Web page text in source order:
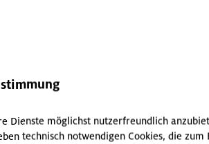
in the course fee.
a DAV-Climbing Certificate
Dienste möglichst nutzerfreundlich
technisch notwendigen Cookies, die zum